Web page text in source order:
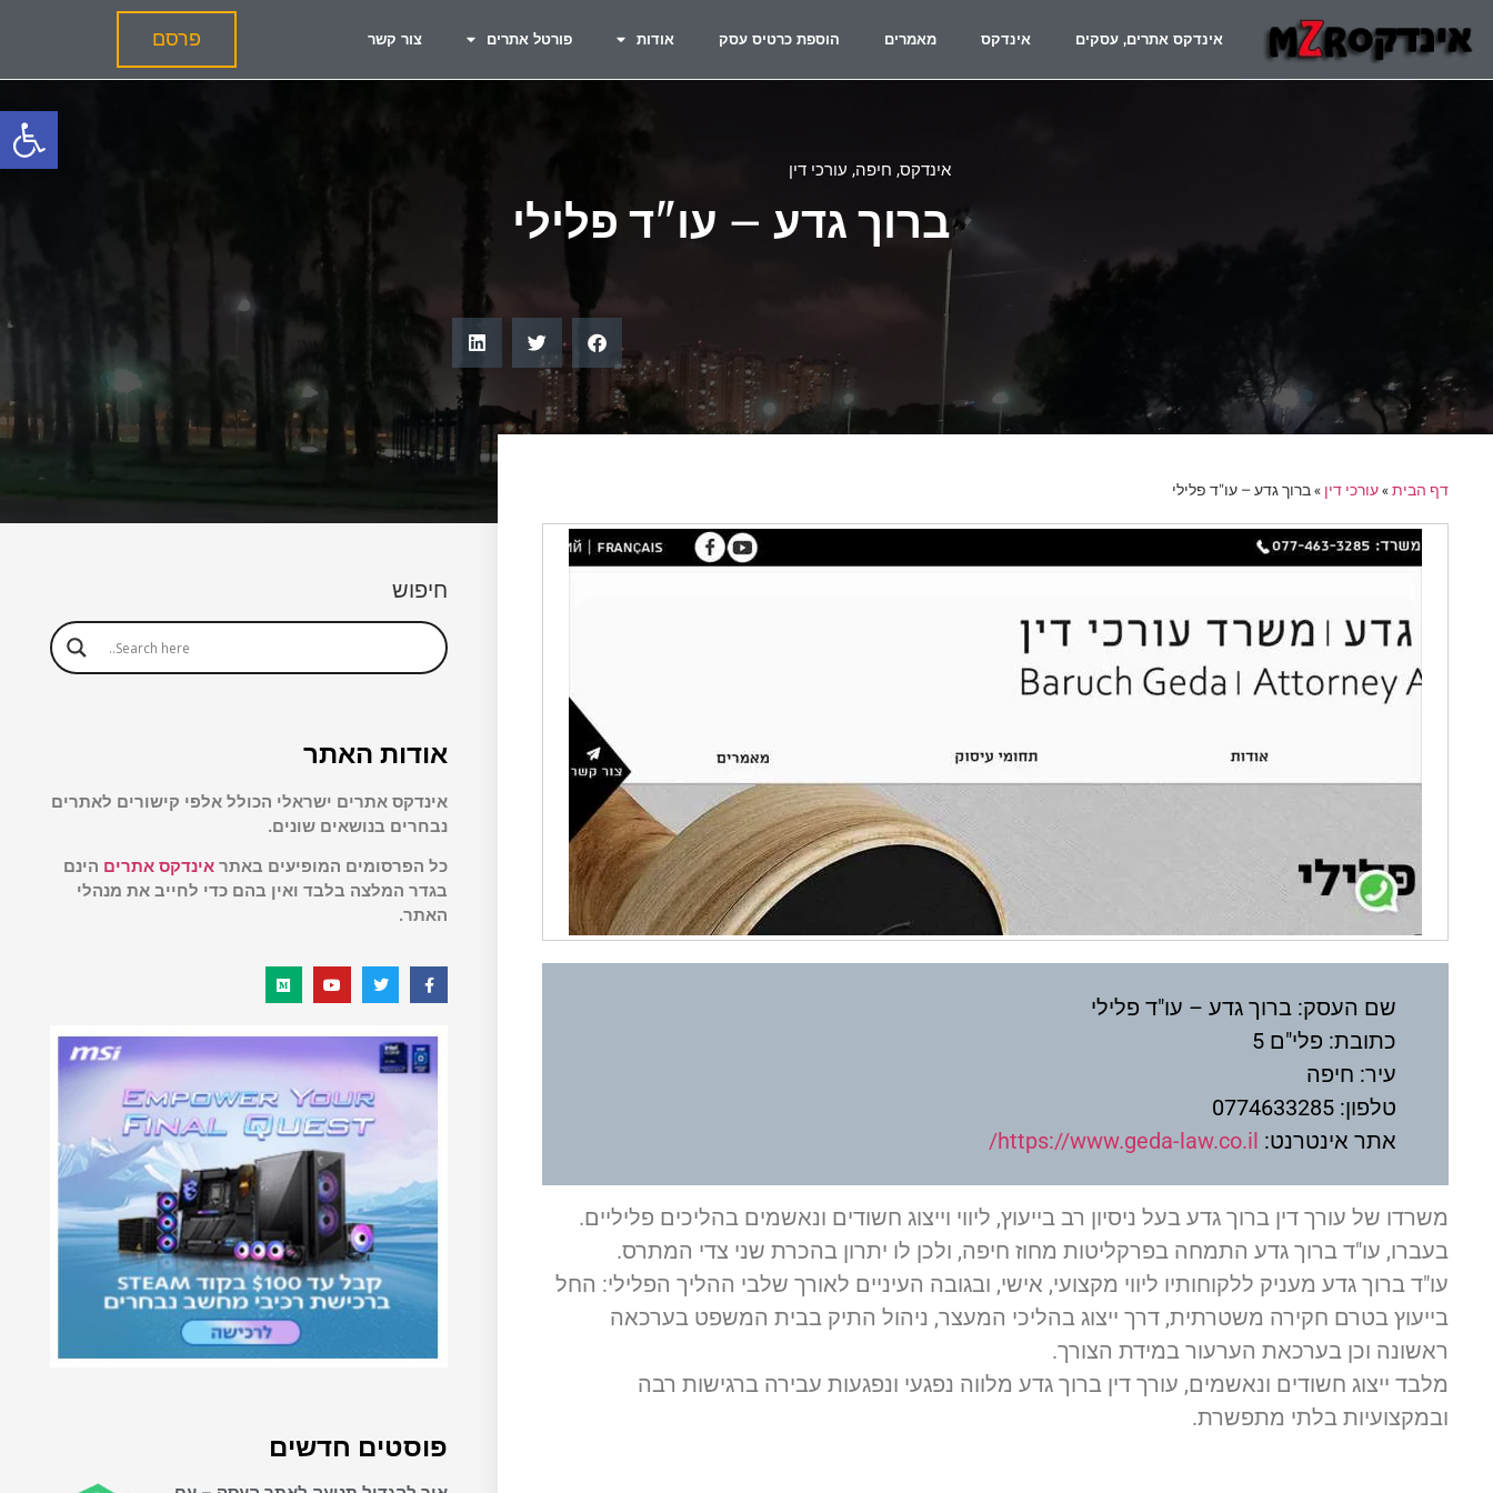
אינדקס אתרים, עסקים אינדקס מאמרים הוספת כרטיס עסק אודות פורטל אתרים צור קשר פרסם
אינדקס, חיפה, עורכי דין
ברוך גדע – עו"ד פלילי
דף הבית»עורכי דין »ברוך גדע – עו"ד פלילי
שם העסק: ברוך גדע – עו"ד פלילי
כתובת: פלי"ם 5
עיר: חיפה
טלפון: 0774633285
אתר אינטרנט: https://www.geda-law.co.il/
משרדו של עורך דין ברוך גדע בעל ניסיון רב בייעוץ, ליווי וייצוג חשודים ונאשמים בהליכים פליליים.
בעברו, עו"ד ברוך גדע התמחה בפרקליטות מחוז חיפה, ולכן לו יתרון בהכרת שני צדי המתרס.
עו"ד ברוך גדע מעניק ללקוחותיו ליווי מקצועי, אישי, ובגובה העיניים לאורך שלבי ההליך הפלילי: החל
בייעוץ בטרם חקירה משטרתית, דרך ייצוג בהליכי המעצר, ניהול התיק בבית המשפט בערכאה
ראשונה וכן בערכאת הערעור במידת הצורך.
מלבד ייצוג חשודים ונאשמים, עורך דין ברוך גדע מלווה נפגעי ונפגעות עבירה ברגישות רבה
ובמקצועיות בלתי מתפשרת.
חיפוש
אודות האתר
אינדקס אתרים ישראלי הכולל אלפי קישורים לאתרים
נבחרים בנושאים שונים.
כל הפרסומים המופיעים באתר אינדקס אתרים הינם
בגדר המלצה בלבד ואין בהם כדי לחייב את מנהלי
האתר.
פוסטים חדשים